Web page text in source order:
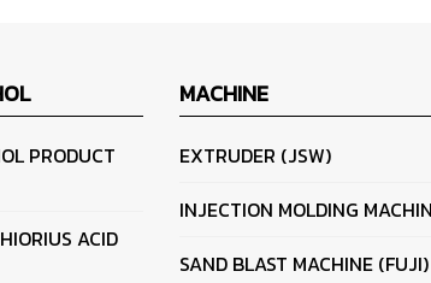
PRODUCT
ACID
MACHINE
EXTRUDER (JSW)
INJECTION MOLDING
SAND BLAST MACHINE (FUJI)